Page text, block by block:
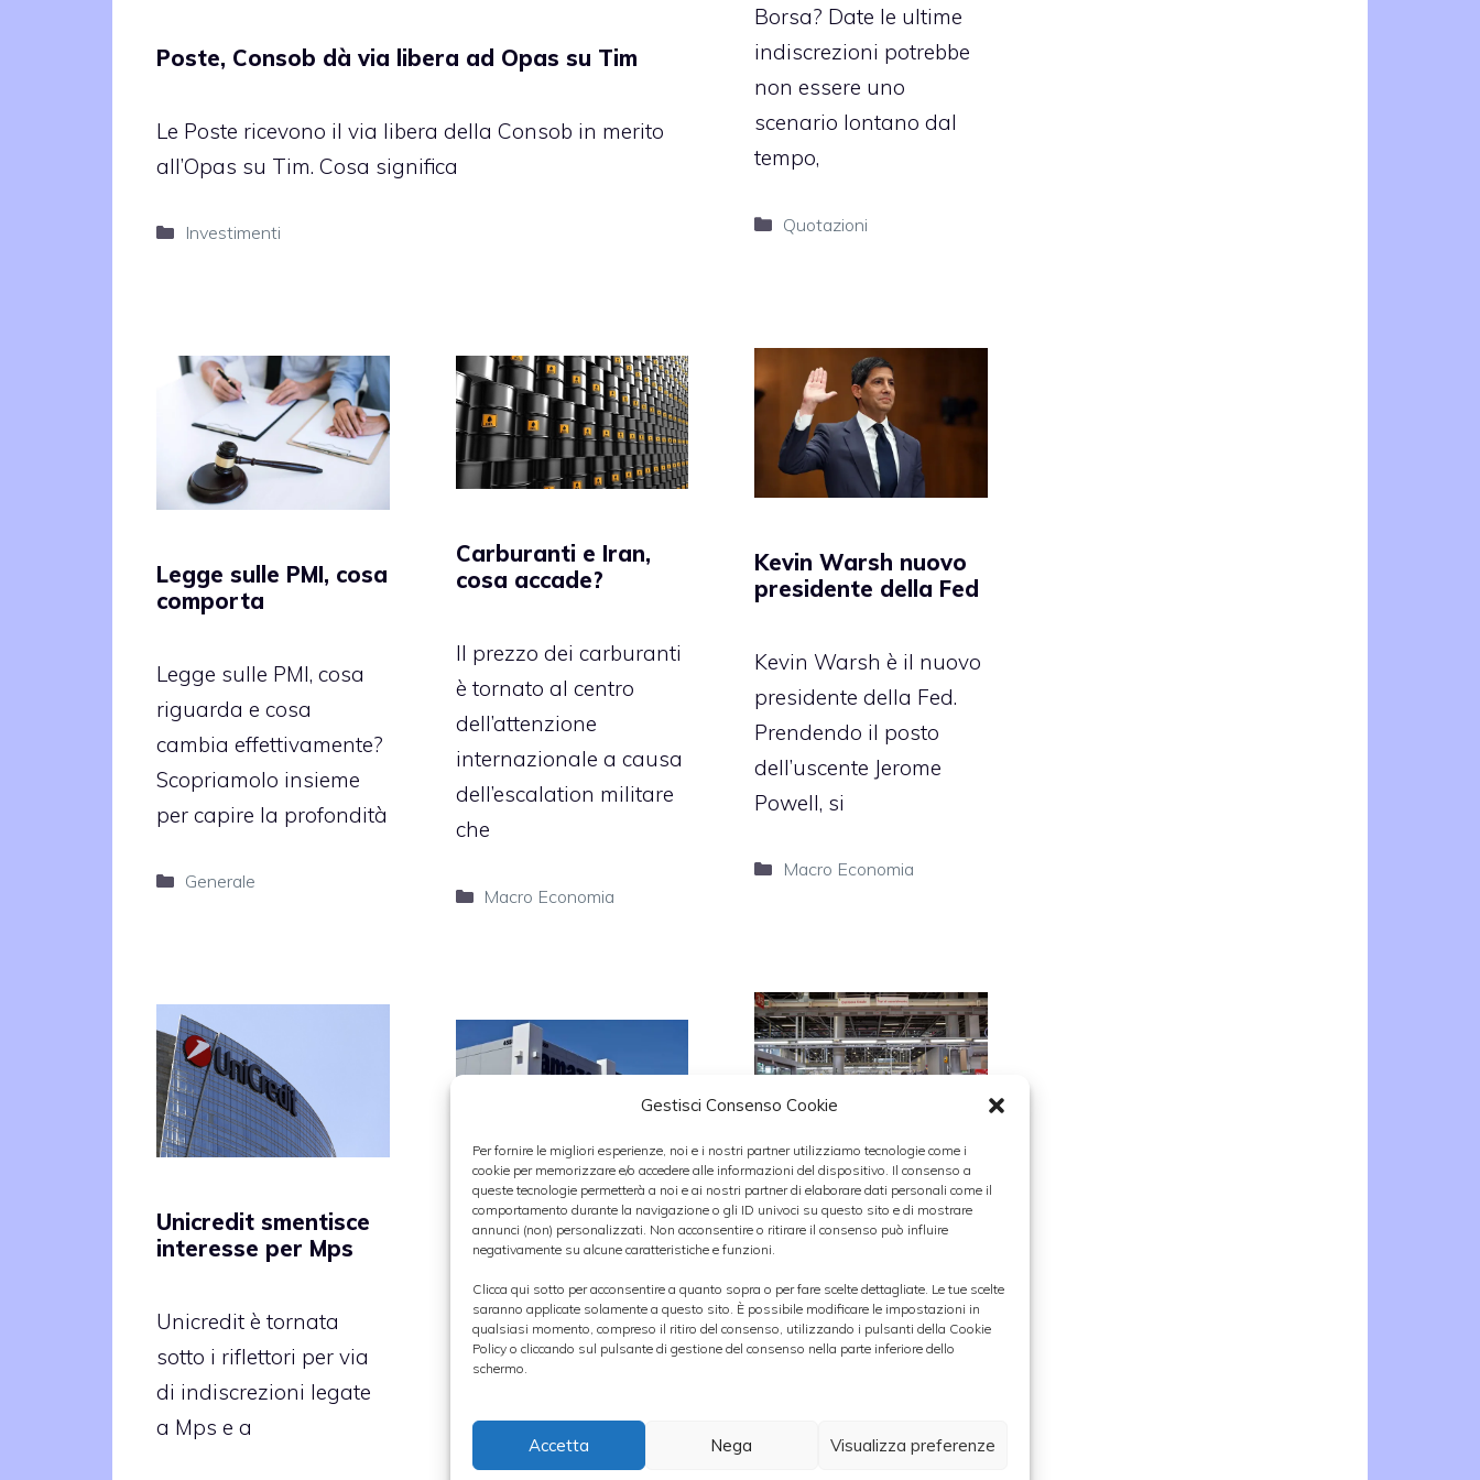
Gestisci Consenso Cookie
Per fornire le migliori esperienze, noi e i nostri partner utilizziamo tecnologie come i
cookie per memorizzare e/o accedere alle informazioni del dispositivo. Il consenso a
queste tecnologie permetterà a noi e ai nostri partner di elaborare dati personali come il
comportamento durante la navigazione o gli ID univoci su questo sito e di mostrare
annunci (non) personalizzati. Non acconsentire o ritirare il consenso può influire
negativamente su alcune caratteristiche e funzioni.
Clicca qui sotto per acconsentire a quanto sopra o per fare scelte dettagliate. Le tue scelte
saranno applicate solamente a questo sito. È possibile modificare le impostazioni in
qualsiasi momento, compreso il ritiro del consenso, utilizzando i pulsanti della Cookie
Policy o cliccando sul pulsante di gestione del consenso nella parte inferiore dello
schermo.
Accetta Nega Visualizza preferenze
Poste, Consob dà via libera ad Opas su Tim
Le Poste ricevono il via libera della Consob in merito
all’Opas su Tim. Cosa significa
Categorie
Investimenti
Borsa? Date le ultime
indiscrezioni potrebbe
non essere uno
scenario lontano dal
tempo,
Categorie
Quotazioni
Kevin Warsh nuovo
presidente della Fed
Kevin Warsh è il nuovo
presidente della Fed.
Prendendo il posto
dell’uscente Jerome
Powell, si
Categorie
Macro Economia
Legge sulle PMI, cosa
comporta
Legge sulle PMI, cosa
riguarda e cosa
cambia effettivamente?
Scopriamolo insieme
per capire la profondità
Categorie
Generale
Carburanti e Iran,
cosa accade?
Il prezzo dei carburanti
è tornato al centro
dell’attenzione
internazionale a causa
dell’escalation militare
che
Categorie
Macro Economia
Ferrari, arriva
aumento del
Ferrari ha
aumento del dividendo
Unicredit smentisce
interesse per Mps
Unicredit è tornata
sotto i riflettori per via
di indiscrezioni legate
a Mps e a
Amazon, pagamento
record ad Agenzia
delle Entrate
Amazon pagherà oltre
all’Agenzia delle
Entrate in base a un